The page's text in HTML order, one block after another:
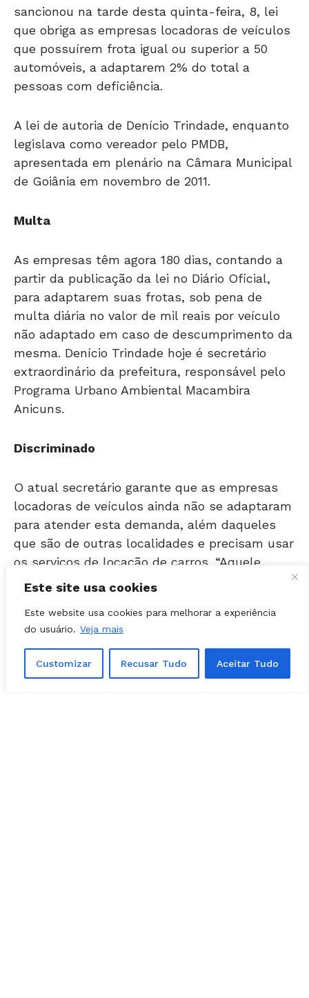
Este site usa cookies
Este website usa cookies para melhorar a experiência
do usuário. Veja mais
Customizar Recusar Tudo Aceitar Tudo
que obriga as empresas locadoras de veículos
que possuírem frota igual ou superior a 50
automóveis, a adaptarem 2% do total a
pessoas com deficiência.
legislava como vereador pelo PMDB,
apresentada em plenário na Câmara Municipal
de Goiânia em novembro de 2011.
partir da publicação da lei no Diário Oficial,
para adaptarem suas frotas, sob pena de
multa diária no valor de mil reais por veículo
não adaptado em caso de descumprimento da
mesma. Denício Trindade hoje é secretário
extraordinário da prefeitura, responsável pelo
Programa Urbano Ambiental Macambira
Anicuns.
locadoras de veículos ainda não se adaptaram
para atender esta demanda, além daqueles
que são de outras localidades e precisam usar
os serviços de locação de carros. “Aquele
portador de necessidades especiais que se
com o seu próprio veículo, dificilmente
encontrará um carro que atenda as suas
necessidades em empresas locadoras de
veículos, ficando, desta forma, mais uma vez
discriminado”, justifica.